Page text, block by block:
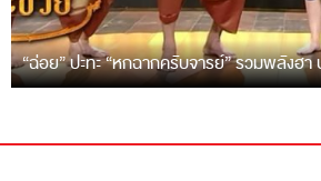
“ฉ่อย” ปะทะ “หกฉากครับจารย์” รวมพลังฮา